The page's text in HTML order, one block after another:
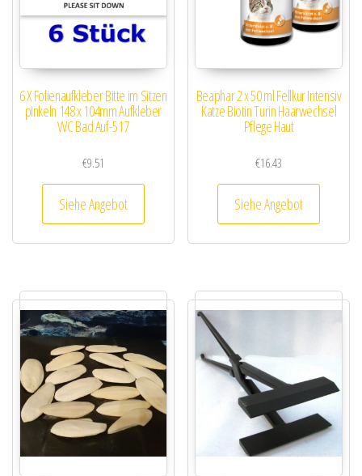
6 X Folienaufkleber Bitte im Sitzen
pinkeln 148 x 104mm Aufkleber
WC Bad Auf-517
€9.51
Siehe Angebot
Beaphar 2 x 50 ml Fellkur Intensiv
Katze Biotin Turin Haarwechsel
Pflege Haut
€16.43
Siehe Angebot